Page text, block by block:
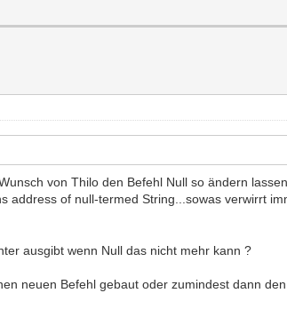
von Thilo den Befehl Null so ändern
address of null-termed String...sowas verwirrt
ausgibt wenn Null das nicht mehr kann ?
neuen Befehl gebaut oder zumindest dann